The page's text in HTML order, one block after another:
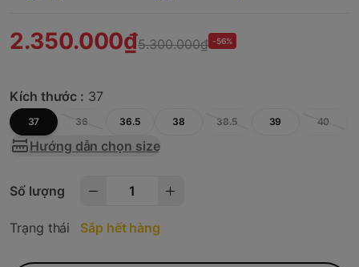
2.350.000₫5.300.000₫ -56%
Kích thước : 37
37 36 36.5 38 38.5 39 40
Hướng dẫn chọn size
Số lượng
Trạng thái Sắp hết hàng